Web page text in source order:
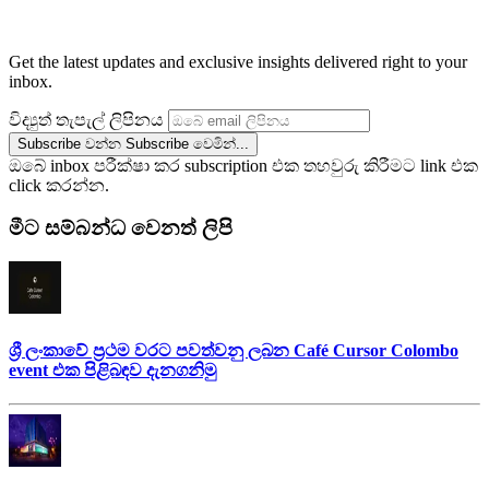
Get the latest updates and exclusive insights delivered right to your
inbox.
විද්‍යුත් තැපැල් ලිපිනය
Subscribe වන්න Subscribe වෙමින්...
ඔබේ inbox පරීක්ෂා කර subscription එක තහවුරු කිරීමට link එක
click කරන්න.
මීට සම්බන්ධ වෙනත් ලිපි
ශ්‍රී ලංකාවේ ප්‍රථම වරට පවත්වනු ලබන Café Cursor Colombo
event එක පිළිබඳව දැනගනිමු